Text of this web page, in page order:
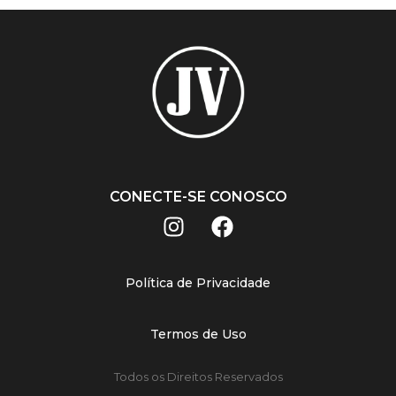
CONECTE-SE CONOSCO
Política de Privacidade
Termos de Uso
Todos os Direitos Reservados